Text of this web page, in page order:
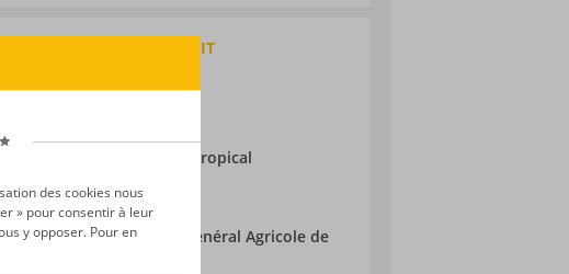
DU PRODUIT
:
Tropical
70CL
: Or 2025 au Concours Général Agricole de
des cookies nous
» pour consentir à leur
y opposer. Pour en